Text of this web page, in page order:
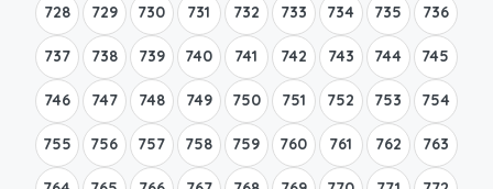
728 729 730 731 732 733 734 735 736
737 738 739 740 741 742 743 744 745
746 747 748 749 750 751 752 753 754
755 756 757 758 759 760 761 762 763